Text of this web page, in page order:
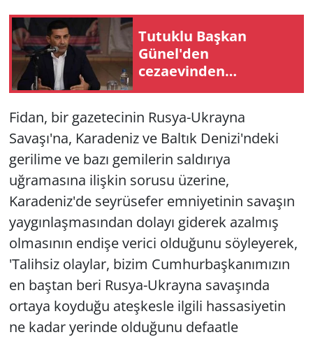
Tutuklu Başkan
Günel'den
cezaevinden
mektuplu açıklama
Fidan, bir gazetecinin Rusya-Ukrayna
Savaşı'na, Karadeniz ve Baltık Denizi'ndeki
gerilime ve bazı gemilerin saldırıya
uğramasına ilişkin sorusu üzerine,
Karadeniz'de seyrüsefer emniyetinin savaşın
yaygınlaşmasından dolayı giderek azalmış
olmasının endişe verici olduğunu söyleyerek,
'Talihsiz olaylar, bizim Cumhurbaşkanımızın
en baştan beri Rusya-Ukrayna savaşında
ortaya koyduğu ateşkesle ilgili hassasiyetin
ne kadar yerinde olduğunu defaatle